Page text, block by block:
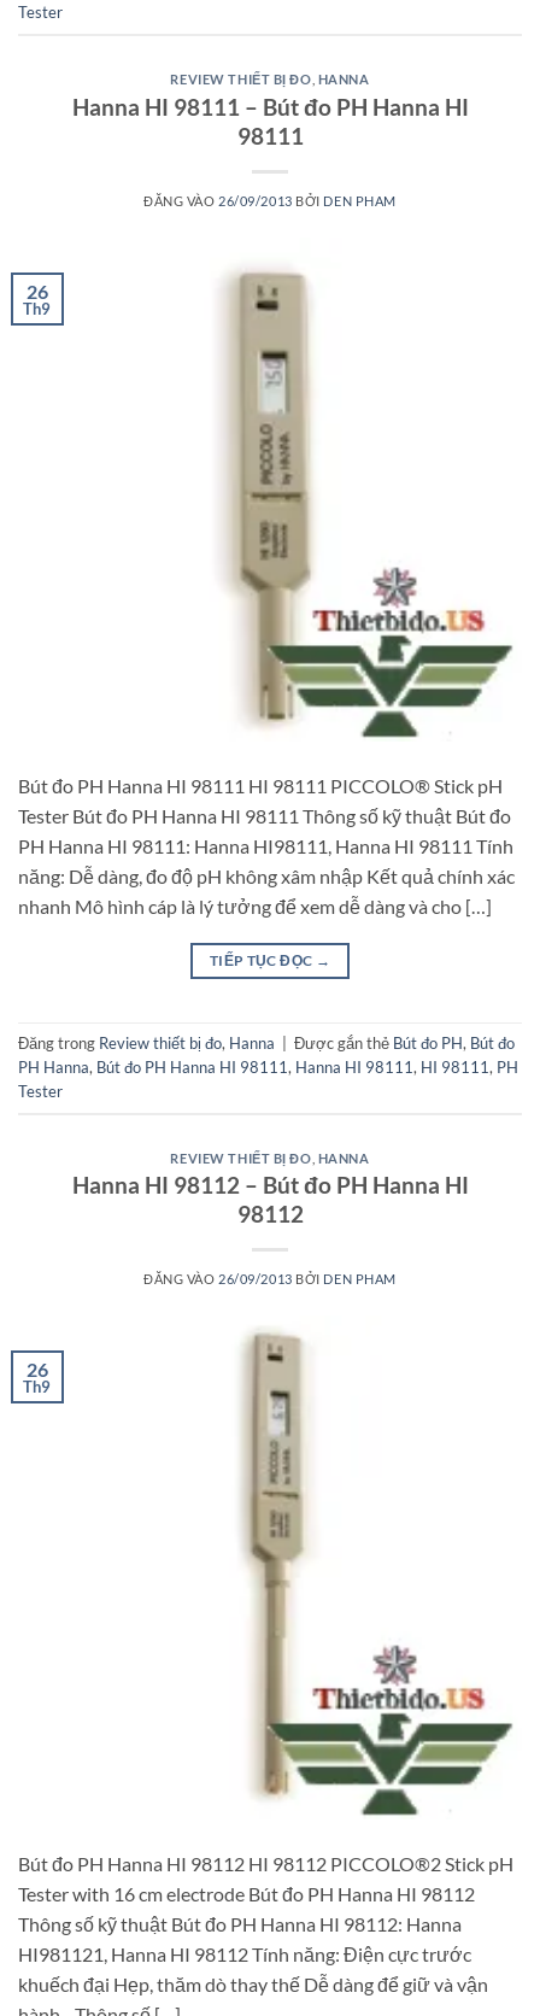
Tester
REVIEW THIẾT BỊ ĐO HANNA
Hanna HI 98111 – Bút đo PH Hanna HI
98111
ĐĂNG VÀO 26/09/2013 BỞI DEN PHAM
26
Th9
Bút đo PH Hanna HI 98111 HI 98111 PICCOLO® Stick pH
Tester Bút đo PH Hanna HI 98111 Thông số kỹ thuật Bút đo
PH Hanna HI 98111: Hanna HI98111, Hanna HI 98111 Tính
năng: Dễ dàng, đo độ pH không xâm nhập Kết quả chính xác
nhanh Mô hình cáp là lý tưởng để xem dễ dàng và cho […]
TIẾP TỤC ĐỌC →
Đăng trong Review thiết bị đo, Hanna Được gắn thẻ Bút đo PH, Bút đo
PH Hanna, Bút đo PH Hanna HI 98111, Hanna HI 98111, HI 98111, PH
Tester
REVIEW THIẾT BỊ ĐO HANNA
Hanna HI 98112 – Bút đo PH Hanna HI
98112
ĐĂNG VÀO 26/09/2013 BỞI DEN PHAM
26
Th9
Bút đo PH Hanna HI 98112 HI 98112 PICCOLO®2 Stick pH
Tester with 16 cm electrode Bút đo PH Hanna HI 98112
Thông số kỹ thuật Bút đo PH Hanna HI 98112: Hanna
HI981121, Hanna HI 98112 Tính năng: Điện cực trước
khuếch đại Hẹp, thăm dò thay thế Dễ dàng để giữ và vận